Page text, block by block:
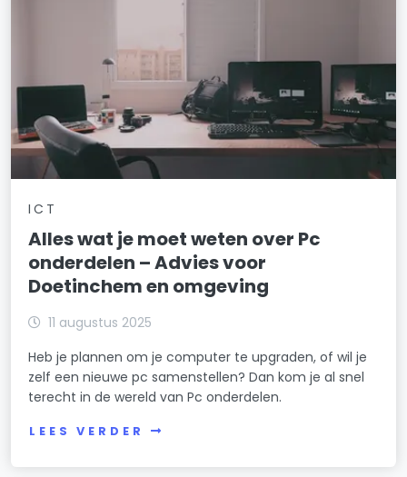
ICT
Alles wat je moet weten over Pc
onderdelen – Advies voor
Doetinchem en omgeving
11 augustus 2025
Heb je plannen om je computer te upgraden, of wil je
zelf een nieuwe pc samenstellen? Dan kom je al snel
terecht in de wereld van Pc onderdelen.
LEES VERDER